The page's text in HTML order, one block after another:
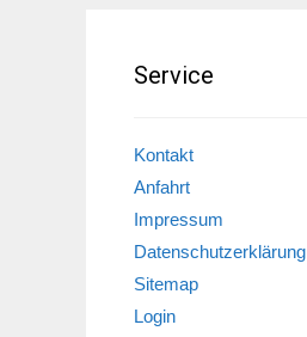
Service
Kontakt
Anfahrt
Impressum
Datenschutzerklärung
Sitemap
Login